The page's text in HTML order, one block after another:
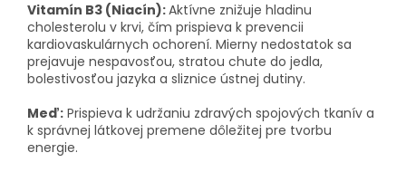
Vitamín B3 (Niacín):Aktívne znižuje hladinu
cholesterolu v krvi, čím prispieva k prevencii
kardiovaskulárnych ochorení. Mierny nedostatok sa
prejavuje nespavosťou, stratou chute do jedla,
bolestivosťou jazyka a sliznice ústnej dutiny.
Meď: Prispieva k udržaniu zdravých spojových tkanív a
k správnej látkovej premene dôležitej pre tvorbu
energie.